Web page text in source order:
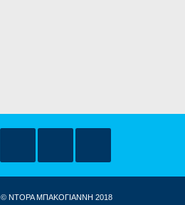
© ΝΤΟΡΑ ΜΠΑΚΟΓΙΑΝΝΗ 2018